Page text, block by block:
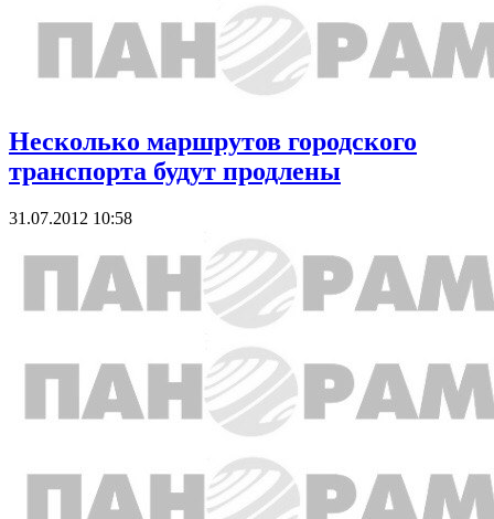
Несколько маршрутов городского
транспорта будут продлены
31.07.2012 10:58